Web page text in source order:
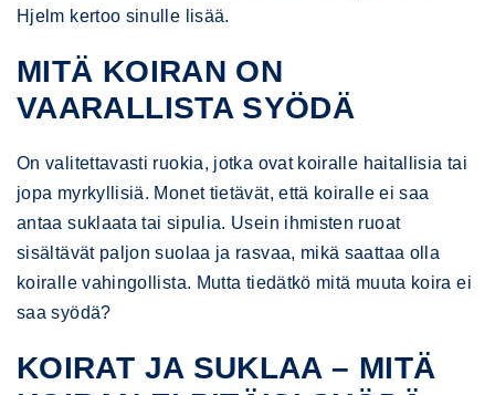
Hjelm kertoo sinulle lisää.
MITÄ KOIRAN ON
VAARALLISTA SYÖDÄ
On valitettavasti ruokia, jotka ovat koiralle haitallisia tai
jopa myrkyllisiä. Monet tietävät, että koiralle ei saa
antaa suklaata tai sipulia. Usein ihmisten ruoat
sisältävät paljon suolaa ja rasvaa, mikä saattaa olla
koiralle vahingollista. Mutta tiedätkö mitä muuta koira ei
saa syödä?
KOIRAT JA SUKLAA – MITÄ